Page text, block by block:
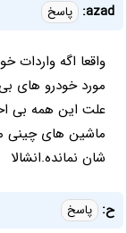
azad: پاسخ
واقعا اگه واردات
مورد خودرو های
علت این همه بی
ماشین های چینی
شان نمانده.انشالا
ح: پاسخ